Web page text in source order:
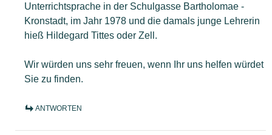
Unterrichtsprache in der Schulgasse Bartholomae -
Kronstadt, im Jahr 1978 und die damals junge Lehrerin
hieß Hildegard Tittes oder Zell.
Wir würden uns sehr freuen, wenn Ihr uns helfen würdet
Sie zu finden.
ANTWORTEN